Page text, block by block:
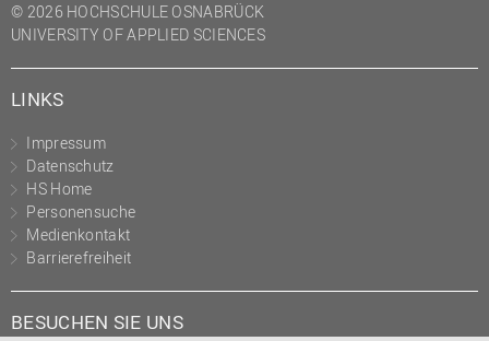
Studierendensekretariat
Transfer- und
Innovationsmanagement
© 2026 HOCHSCHULE OSNABRÜCK
UNIVERSITY OF APPLIED SCIENCES
LINKS
Impressum
Datenschutz
HS Home
Personensuche
Medienkontakt
Barrierefreiheit
BESUCHEN SIE UNS